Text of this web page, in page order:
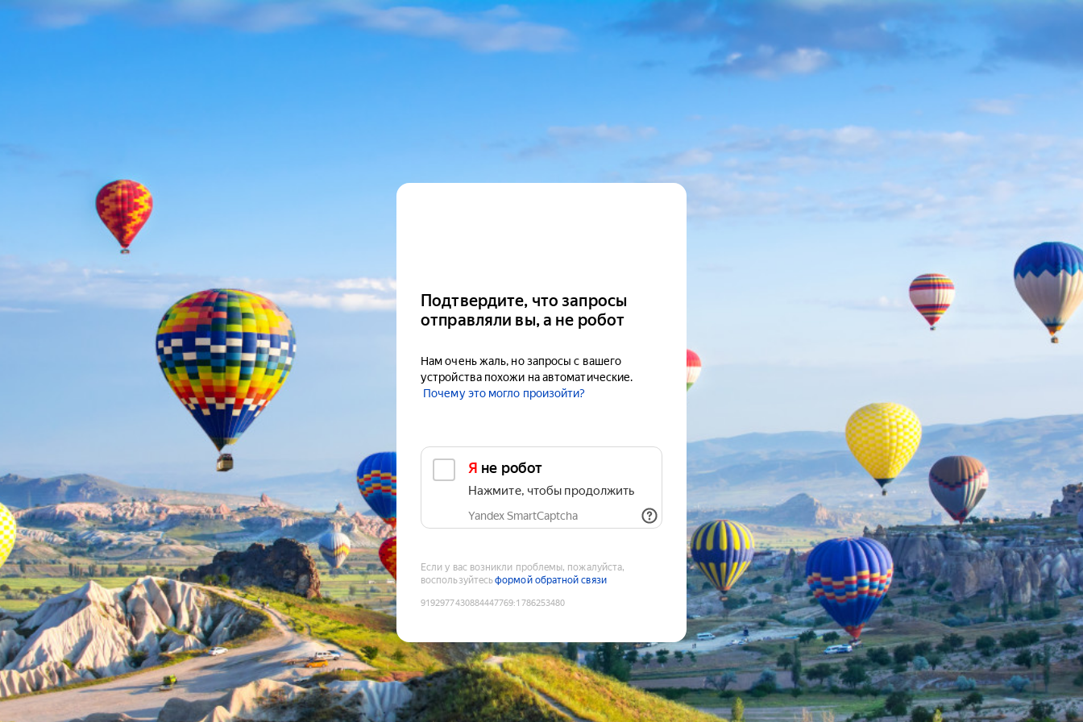
Подтвердите, что запросы
отправляли вы, а не робот
Нам очень жаль, но запросы с вашего
устройства похожи на автоматические.
Почему это могло произойти?
Я не робот
Нажмите, чтобы продолжить
Yandex SmartCaptcha
Если у вас возникли проблемы, пожалуйста,
воспользуйтесьформой обратной связи
9192977430884447769:1786253480